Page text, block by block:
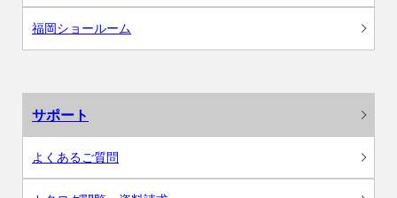
福岡ショールーム
サポート
よくあるご質問